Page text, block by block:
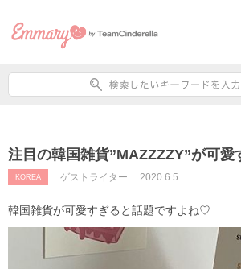
注目の韓国雑貨”MAZZZZY”が可
KOREA ゲストライター 2020.6.5
韓国雑貨が可愛すぎると話題ですよね♡